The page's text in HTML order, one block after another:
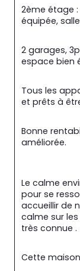
2ème étage
équipée,
2 garages,
espace bien
Tous les
et prêts à
Bonne
améliorée.
Le calme
pour se
accueillir de
calme sur
très connue .
Cette